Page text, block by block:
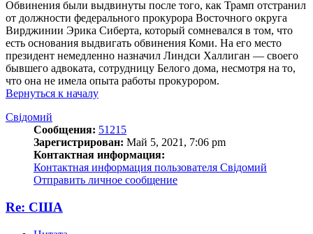
Обвинения были выдвинуты после того, как Трамп отстранил
от должности федерального прокурора Восточного округа
Вирджинии Эрика Сиберта, который сомневался в том, что
есть основания выдвигать обвинения Коми. На его место
президент немедленно назначил Линдси Халлиган — своего
бывшего адвоката, сотрудницу Белого дома, несмотря на то,
что она не имела опыта работы прокурором.
Вернуться к началу
Свідомий
Сообщения: 51215
Зарегистрирован: Май 5, 2021, 7:06 pm
Контактная информация:
Контактная информация пользователя Свідомий
Отправить личное сообщение
Re: США